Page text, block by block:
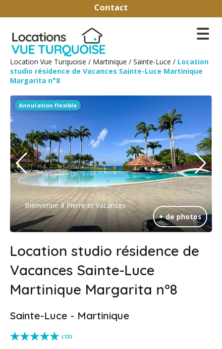
Contact
Location Vue Turquoise / Martinique / Sainte-Luce / Location
studio résidence de Vacances Sainte-Luce Martinique
Margarita n°8
+ de photos
Annulation flexible
Bienvenue à Pierre et Vacances
Location studio résidence de
Vacances Sainte-Luce
Martinique Margarita n°8
Sainte-Luce - Martinique
(13)